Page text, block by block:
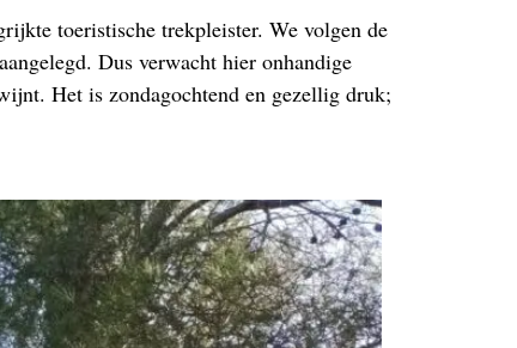
toeristische trekpleister. We volgen de
Dus verwacht hier onhandige
Het is zondagochtend en gezellig druk;